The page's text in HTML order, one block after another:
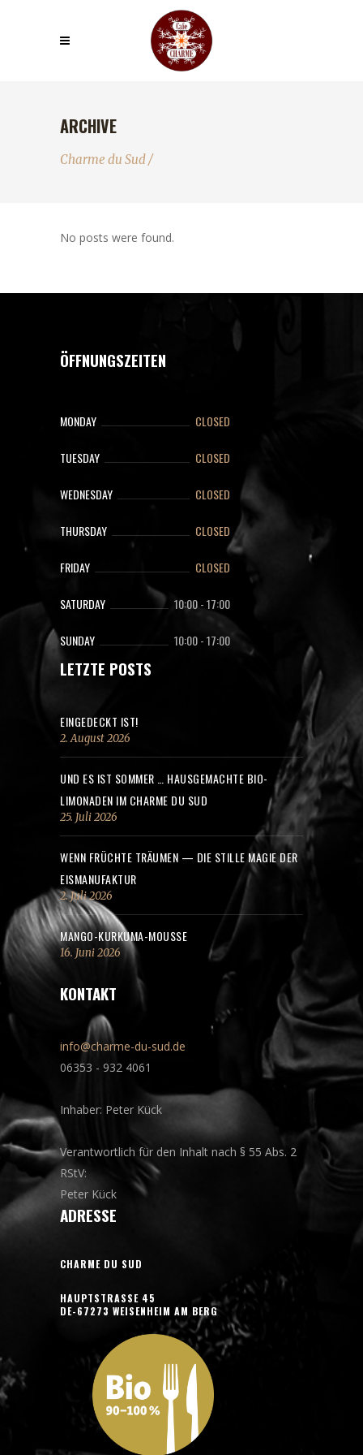
ARCHIVE
Charme du Sud/
No posts were found.
ÖFFNUNGSZEITEN
MONDAY CLOSED
TUESDAY CLOSED
WEDNESDAY CLOSED
THURSDAY CLOSED
FRIDAY CLOSED
SATURDAY 10:00-17:00
SUNDAY 10:00-17:00
LETZTE POSTS
EINGEDECKT IST!
2. August 2026
UND ES IST SOMMER … HAUSGEMACHTE BIO-
LIMONADEN IM CHARME DU SUD
25. Juli 2026
WENN FRÜCHTE TRÄUMEN — DIE STILLE MAGIE DER
EISMANUFAKTUR
2. Juli 2026
MANGO-KURKUMA-MOUSSE
16. Juni 2026
KONTAKT
info@charme-du-sud.de
06353 - 932 4061
Inhaber: Peter Kück
Verantwortlich für den Inhalt nach § 55 Abs. 2
RStV:
Peter Kück
ADRESSE
CHARME DU SUD
HAUPTSTRASSE 45
DE-67273 WEISENHEIM AM BERG